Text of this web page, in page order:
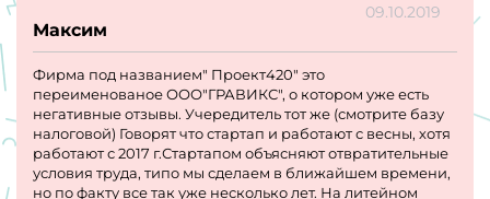
старичков" - полная ложь. Глупо перечислять
конкретные фамилии, но те кто придут на
собеседование смогут поинтересоваться - у нас есть
люди, работающие несколько месяцев и
продолжающие это делать (производство работает с
мая). 5. То что среди начальников цеха была текучка (на
других должностях ее нет) - отчасти правда. К
сожалению, мало кто мог справиться с нормальной
организацией работы, из тех кто к нам приходил. В т.ч.
упомянутый Юрий больше с нами не работает. 6.
09.10.2019
Максим
Фирма под названием" Проект420" это
переименованое ООО"ГРАВИКС", о котором уже есть
негативные отзывы. Учередитель тот же (смотрите базу
налоговой) Говорят что стартап и работают с весны, хотя
работают с 2017 г.Стартапом объясняют отвратительные
условия труда, типо мы сделаем в ближайшем времени,
но по факту все так уже несколько лет. На литейном